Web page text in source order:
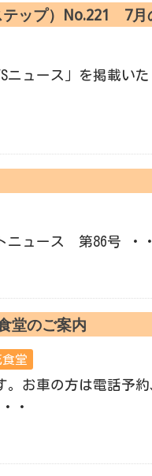
テップ）No.221 7月
ニュース」を掲載い
ニュース 第86号 ・
堂のご案内
堂
。お車の方は電話予
・